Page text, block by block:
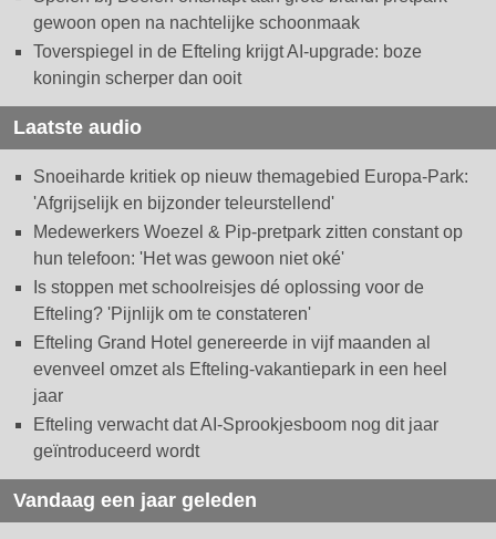
gewoon open na nachtelijke schoonmaak
Toverspiegel in de Efteling krijgt AI-upgrade: boze
koningin scherper dan ooit
Laatste audio
Snoeiharde kritiek op nieuw themagebied Europa-Park:
'Afgrijselijk en bijzonder teleurstellend'
Medewerkers Woezel & Pip-pretpark zitten constant op
hun telefoon: 'Het was gewoon niet oké'
Is stoppen met schoolreisjes dé oplossing voor de
Efteling? 'Pijnlijk om te constateren'
Efteling Grand Hotel genereerde in vijf maanden al
evenveel omzet als Efteling-vakantiepark in een heel
jaar
Efteling verwacht dat AI-Sprookjesboom nog dit jaar
geïntroduceerd wordt
Vandaag een jaar geleden